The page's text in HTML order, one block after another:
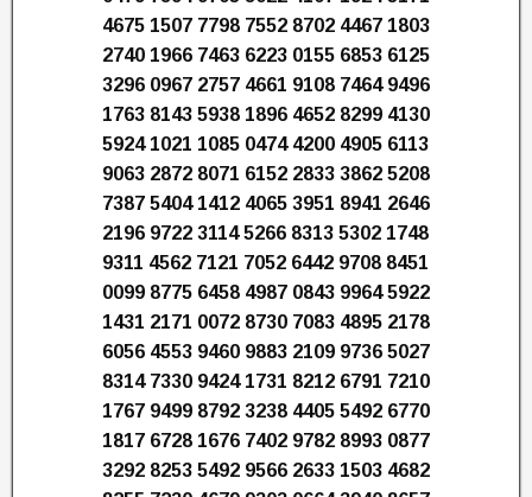
4675 1507 7798 7552 8702 4467 1803
2740 1966 7463 6223 0155 6853 6125
3296 0967 2757 4661 9108 7464 9496
1763 8143 5938 1896 4652 8299 4130
5924 1021 1085 0474 4200 4905 6113
9063 2872 8071 6152 2833 3862 5208
7387 5404 1412 4065 3951 8941 2646
2196 9722 3114 5266 8313 5302 1748
9311 4562 7121 7052 6442 9708 8451
0099 8775 6458 4987 0843 9964 5922
1431 2171 0072 8730 7083 4895 2178
6056 4553 9460 9883 2109 9736 5027
8314 7330 9424 1731 8212 6791 7210
1767 9499 8792 3238 4405 5492 6770
1817 6728 1676 7402 9782 8993 0877
3292 8253 5492 9566 2633 1503 4682